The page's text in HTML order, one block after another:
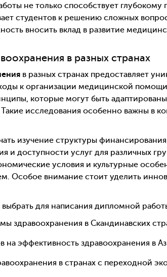
не только способствует
студентов к решению сложных
вносить вклад в развитие
в разных странах
в разных странах предоставляет
к организации медицинской
которые могут быть
исследования особенно важны в
изучение структуры
и доступности услуг для различных
условия и культурные
Особое внимание стоит уделить
для написания дипломной
здравоохранения в Скандинавских
на эффективность здравоохранения в
в странах с переходной